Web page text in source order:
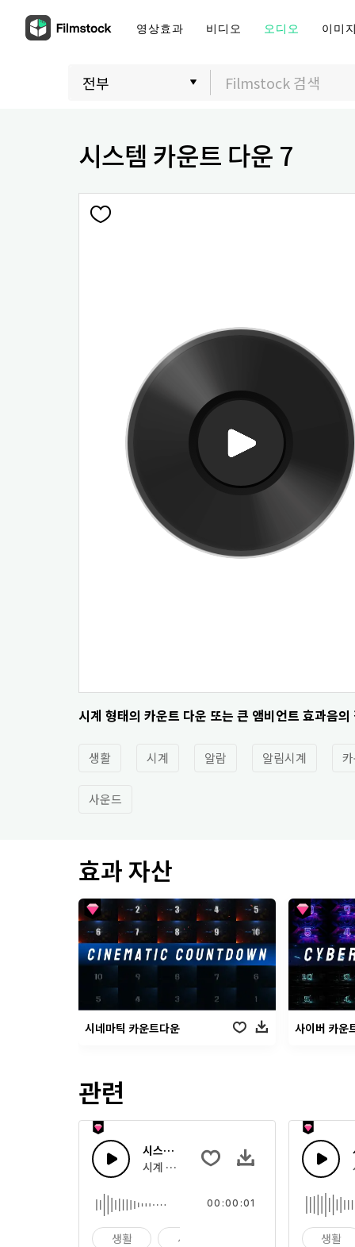
영상효과 비디오 오디오 이미
시스템 카운트 다운 7
시계 형태의 카운트 다운 또는 큰 앰비언트 효과음의
생활 시계 알람 알림시계
사운드
효과 자산
시네마틱 카운트다운 사이버 카운
관련
시스템 카운트 다운 9
시계 형태의 카운트 다운 또는 큰 앰비언트 효
생활 시계
00:00:01
생활